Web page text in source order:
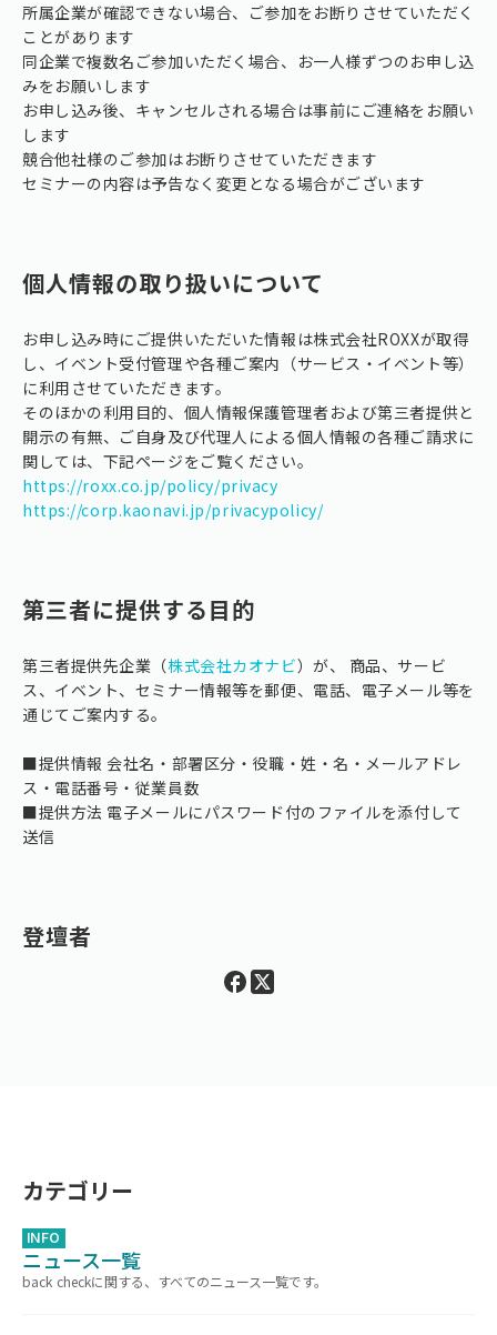
所属企業が確認できない場合、ご参加をお断りさせていただく
ことがあります
同企業で複数名ご参加いただく場合、お一人様ずつのお申し込
みをお願いします
お申し込み後、キャンセルされる場合は事前にご連絡をお願い
します
競合他社様のご参加はお断りさせていただきます
セミナーの内容は予告なく変更となる場合がございます
個人情報の取り扱いについて
お申し込み時にご提供いただいた情報は株式会社ROXXが取得
し、イベント受付管理や各種ご案内（サービス・イベント等）
に利用させていただきます。
そのほかの利用目的、個人情報保護管理者および第三者提供と
開示の有無、ご自身及び代理人による個人情報の各種ご請求に
関しては、下記ページをご覧ください。
https://roxx.co.jp/policy/privacy
https://corp.kaonavi.jp/privacypolicy/
第三者に提供する目的
第三者提供先企業（株式会社カオナビ）が、 商品、サービ
ス、イベント、セミナー情報等を郵便、電話、電子メール等を
通じてご案内する。
■提供情報 会社名・部署区分・役職・姓・名・メールアドレ
ス・電話番号・従業員数
■提供方法 電子メールにパスワード付のファイルを添付して
送信
登壇者
カテゴリー
INFO
ニュース一覧
back checkに関する、すべてのニュース一覧です。